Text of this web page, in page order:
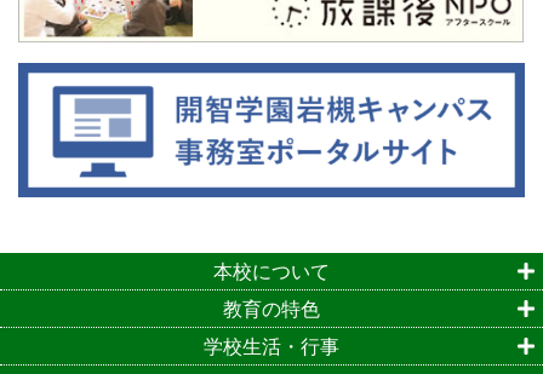
本校について
教育の特色
学校生活・行事